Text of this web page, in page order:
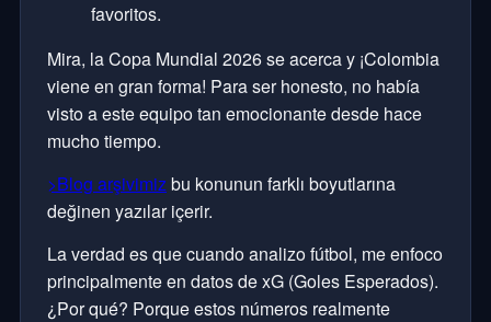
favoritos.
Mira, la Copa Mundial 2026 se acerca y ¡Colombia
viene en gran forma! Para ser honesto, no había
visto a este equipo tan emocionante desde hace
mucho tiempo.
>Blog arşivimizbu konunun farklı boyutlarına
değinen yazılar içerir.
La verdad es que cuando analizo fútbol, me enfoco
principalmente en datos de xG (Goles Esperados).
¿Por qué? Porque estos números realmente